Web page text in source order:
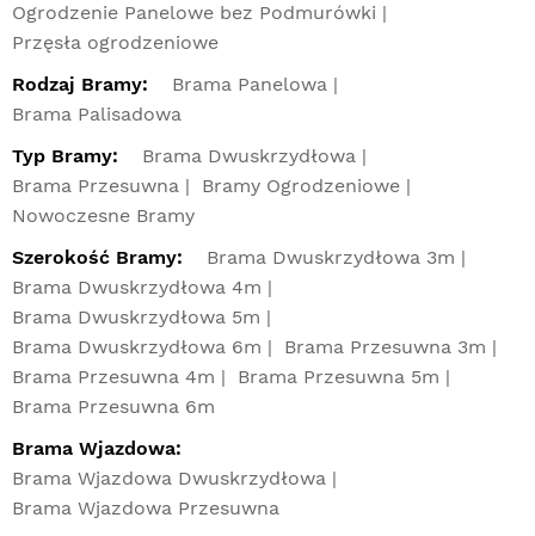
Ogrodzenie Panelowe bez Podmurówki
Przęsła ogrodzeniowe
Rodzaj Bramy:
Brama Panelowa
Brama Palisadowa
Typ Bramy:
Brama Dwuskrzydłowa
Brama Przesuwna
Bramy Ogrodzeniowe
Nowoczesne Bramy
Szerokość Bramy:
Brama Dwuskrzydłowa 3m
Brama Dwuskrzydłowa 4m
Brama Dwuskrzydłowa 5m
Brama Dwuskrzydłowa 6m
Brama Przesuwna 3m
Brama Przesuwna 4m
Brama Przesuwna 5m
Brama Przesuwna 6m
Brama Wjazdowa:
Brama Wjazdowa Dwuskrzydłowa
Brama Wjazdowa Przesuwna